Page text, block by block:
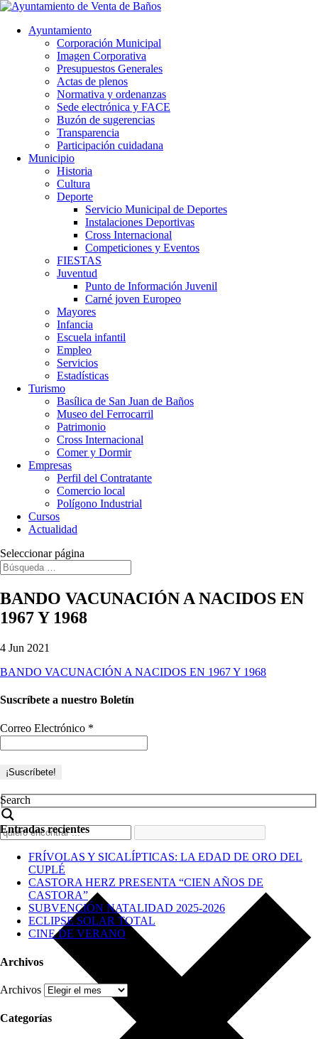
Ayuntamiento
Corporación Municipal
Imagen Corporativa
Presupuestos Generales
Actas de plenos
Normativa y ordenanzas
Sede electrónica y FACE
Buzón de sugerencias
Transparencia
Participación cuidadana
Municipio
Historia
Cultura
Deporte
Servicio Municipal de Deportes
Instalaciones Deportivas
Cross Internacional
Competiciones y Eventos
FIESTAS
Juventud
Punto de Información Juvenil
Carné joven Europeo
Mayores
Infancia
Escuela infantil
Empleo
Servicios
Estadísticas
Turismo
Basílica de San Juan de Baños
Museo del Ferrocarril
Patrimonio
Cross Internacional
Comer y Dormir
Empresas
Perfil del Contratante
Comercio local
Polígono Industrial
Cursos
Actualidad
Seleccionar página
BANDO VACUNACIÓN A NACIDOS EN
1967 Y 1968
4 Jun 2021
BANDO VACUNACIÓN A NACIDOS EN 1967 Y 1968
Suscríbete a nuestro Boletín
Correo Electrónico *
Search
Entradas recientes
FRÍVOLAS Y SICALÍPTICAS: LA EDAD DE ORO DEL
CUPLÉ
CASTORA HERZ PRESENTA “CIEN AÑOS DE
CASTORA”
SUBVENCIÓN NATALIDAD 2025-2026
ECLIPSE SOLAR TOTAL
CINE DE VERANO
Archivos
Archivos
Categorías